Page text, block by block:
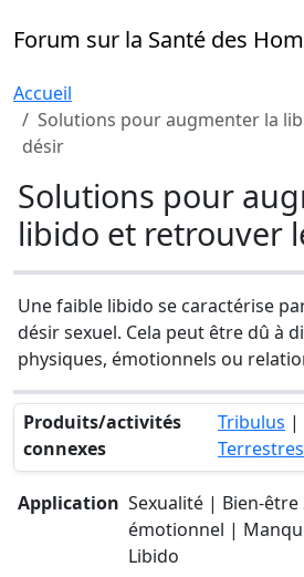
Forum sur la Santé des
Accueil
Solutions pour augmenter la
désir
Solutions pour
libido et retrouver
Une faible libido se caractérise
désir sexuel. Cela peut être dû à
physiques, émotionnels ou
Produits/activités
connexes
Tribulus |
Terrestres
Application Sexualité | Bien-être
émotionnel |
Libido